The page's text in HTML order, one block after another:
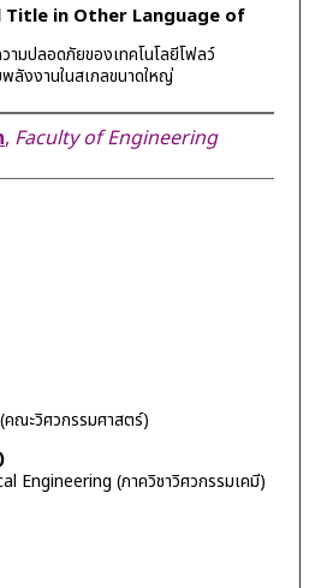
in Other Language of
ามปลอดภัยของเทคโนโลยีโฟลว์
ลังงานในสเกลขนาดใหญ่
, Faculty of Engineering
ณะวิศวกรรมศาสตร์)
Engineering (ภาควิชาวิศวกรรมเคมี)